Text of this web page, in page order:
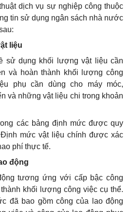
dịch vụ sự nghiệp công thuộc
tin sử dụng ngân sách nhà nước
liệu
sử dụng khối lượng vật liệu cần
và hoàn thành khối lượng công
phụ cần dùng cho máy móc,
và những vật liệu chi trong khoản
các bảng định mức được quy
mức vật liệu chính được xác
phí thực tế.
động
tương ứng với cấp bậc công
khối lượng công việc cụ thể.
đã bao gồm công của lao động